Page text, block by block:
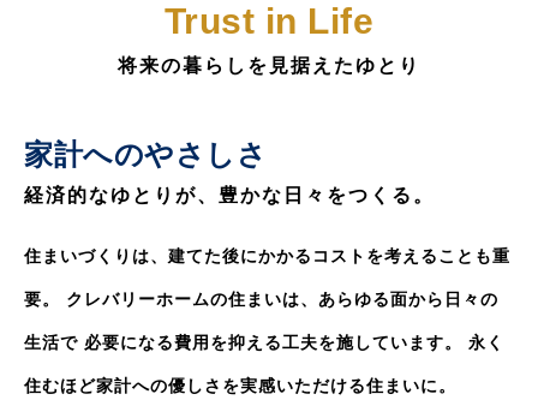
Trust in Life
将来の暮らしを見据えたゆとり
家計へのやさしさ
経済的なゆとりが、豊かな日々をつくる。
住まいづくりは、建てた後にかかるコストを考えることも重
要。 クレバリーホームの住まいは、あらゆる面から日々の
生活で 必要になる費用を抑える工夫を施しています。 永く
住むほど家計への優しさを実感いただける住まいに。